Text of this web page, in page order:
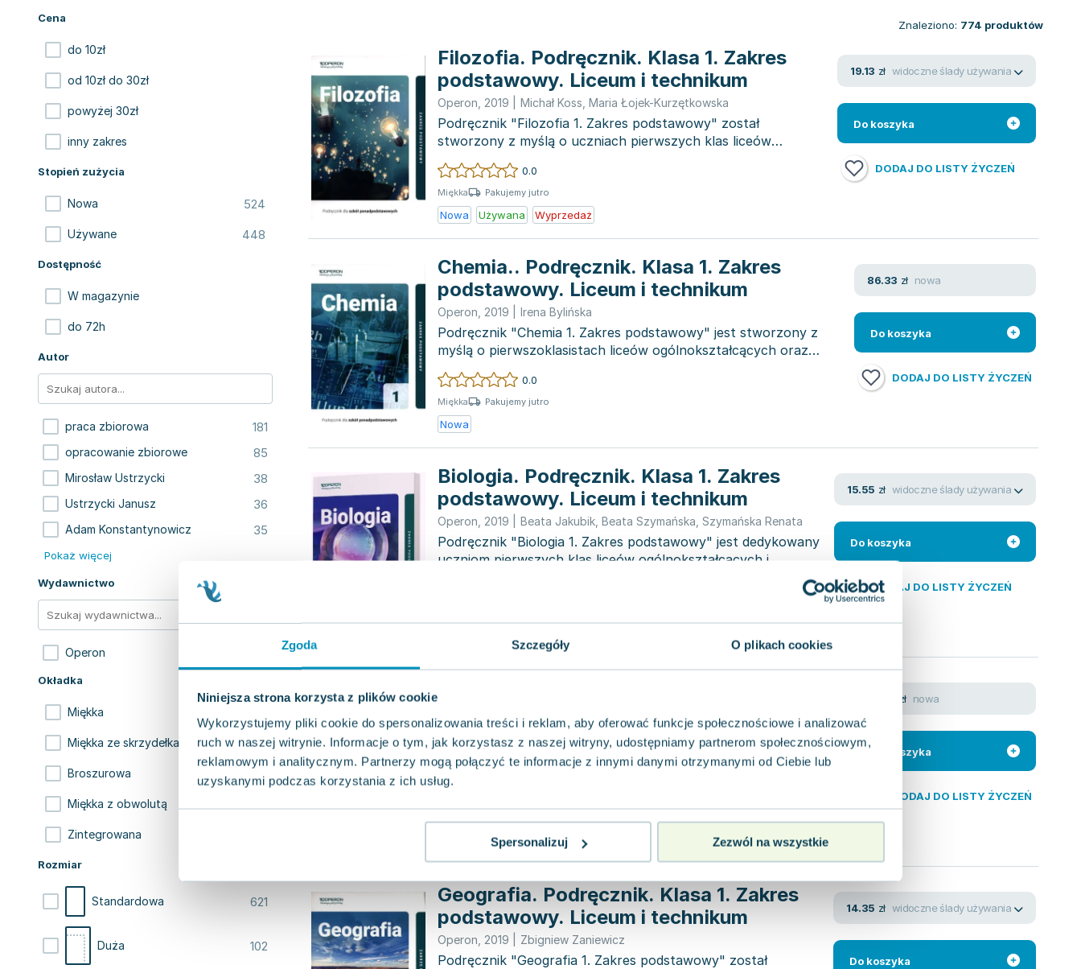
Zgoda Szczegóły O plikach cookies
Niniejsza strona korzysta z plików cookie
Wykorzystujemy pliki cookie do spersonalizowania treści i reklam, aby oferować funkcje społecznościowe i analizować
ruch w naszej witrynie. Informacje o tym, jak korzystasz z naszej witryny, udostępniamy partnerom społecznościowym,
reklamowym i analitycznym. Partnerzy mogą połączyć te informacje z innymi danymi otrzymanymi od Ciebie lub
uzyskanymi podczas korzystania z ich usług.
Spersonalizuj Zezwól na wszystkie
Cena
do 10zł
od 10zł do 30zł
powyżej 30zł
inny zakres
Stopień zużycia
Nowa 524
Używane 448
Dostępność
W magazynie
do 72h
Autor
praca zbiorowa 181
opracowanie zbiorowe 85
Mirosław Ustrzycki 38
Ustrzycki Janusz 36
Adam Konstantynowicz 35
Pokaż więcej
Wydawnictwo
Operon
Okładka
Miękka
Miękka ze skrzydełkami 11
Broszurowa 5
Miękka z obwolutą
Zintegrowana
Rozmiar
Standardowa 621
Duża 102
Znaleziono: 774 produktów
Filozofia. Podręcznik. Klasa 1. Zakres
podstawowy. Liceum i technikum
Operon 2019 Michał Koss Maria Łojek-Kurzętkowska
Podręcznik "Filozofia 1. Zakres podstawowy" został
stworzony z myślą o uczniach pierwszych klas liceów
ogólnokształcących i techni...
0.0
Miękka Pakujemy jutro
Nowa Używana Wyprzedaż
19.13 zł widoczne ślady używania
Do koszyka
DODAJ DO LISTY ŻYCZEŃ
Chemia.. Podręcznik. Klasa 1. Zakres
podstawowy. Liceum i technikum
Operon 2019 Irena Bylińska
Podręcznik "Chemia 1. Zakres podstawowy" jest stworzony z
myślą o pierwszoklasistach liceów ogólnokształcących oraz
techników. Pub...
0.0
Miękka Pakujemy jutro
Nowa
86.33 zł nowa
Do koszyka
DODAJ DO LISTY ŻYCZEŃ
Biologia. Podręcznik. Klasa 1. Zakres
podstawowy. Liceum i technikum
Operon 2019 Beata Jakubik Beata Szymańska Szymańska Renata
Podręcznik "Biologia 1. Zakres podstawowy" jest dedykowany
uczniom pierwszych klas liceów ogólnokształcących i
15.55 zł widoczne ślady używania
Do koszyka
DODAJ DO LISTY ŻYCZEŃ
ponadgimnazjalna
Operon, 2015| Wojciech Hermanowski,Grażyna Hermanowska
Co czyni tę serię wyjątkową? To przede wszystkim jej dynamika.
Przyciągające oko elementy graficzne oraz nowoczesny układ
przyciąg...
Miękka Pakujemy jutro
zł nowa
Do koszyka
DODAJ DO LISTY ŻYCZEŃ
Geografia. Podręcznik. Klasa 1. Zakres
podstawowy. Liceum i technikum
Operon 2019 Zbigniew Zaniewicz
Podręcznik "Geografia 1. Zakres podstawowy" został
14.35 zł widoczne ślady używania
Do koszyka